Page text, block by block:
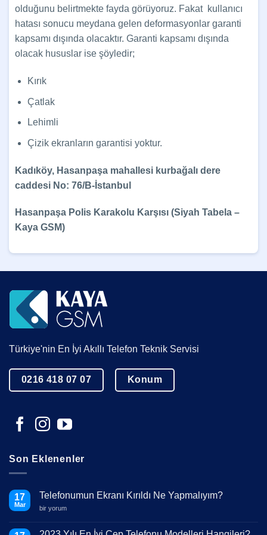
olduğunu belirtmekte fayda görüyoruz. Fakat kullanıcı
hatası sonucu meydana gelen deformasyonlar garanti
kapsamı dışında olacaktır. Garanti kapsamı dışında
olacak hususlar ise şöyledir;
Kırık
Çatlak
Lehimli
Çizik ekranların garantisi yoktur.
Kadıköy, Hasanpaşa mahallesi kurbağalı dere
caddesi No: 76/B-İstanbul
Hasanpaşa Polis Karakolu Karşısı (Siyah Tabela –
Kaya GSM)
Türkiye'nin En İyi Akıllı Telefon Teknik Servisi
0216 418 07 07 Konum
Son Eklenenler
17
Mar
Telefonumun Ekranı Kırıldı Ne Yapmalıyım?
Telefonumun
Ne
bir yorum